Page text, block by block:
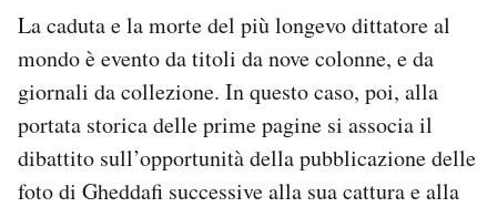
I MIEI PREFERITI
SHOP
CALENDARIO
La caduta e la morte del più longevo dittatore al
mondo è evento da titoli da nove colonne, e da
giornali da collezione. In questo caso, poi, alla
portata storica delle prime pagine si associa il
dibattito sull’opportunità della pubblicazione delle
foto di Gheddafi successive alla sua cattura e alla